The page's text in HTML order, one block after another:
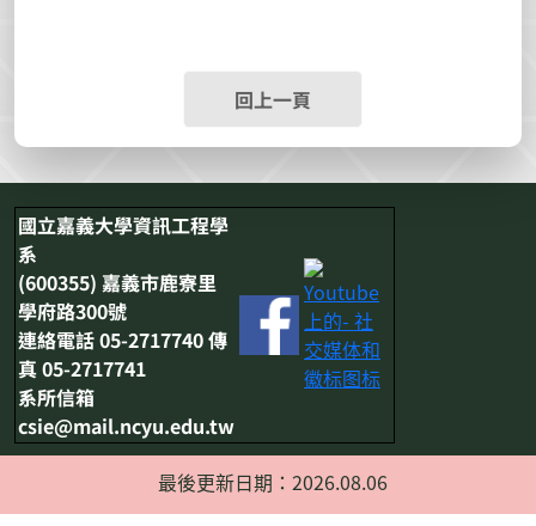
回上一頁
國立嘉義大學資訊工程學
系
(600355) 嘉義市鹿寮里
學府路300號
連絡電話 05-2717740 傳
真 05-2717741
系所信箱
csie@mail.ncyu.edu.tw
最後更新日期：2026.08.06